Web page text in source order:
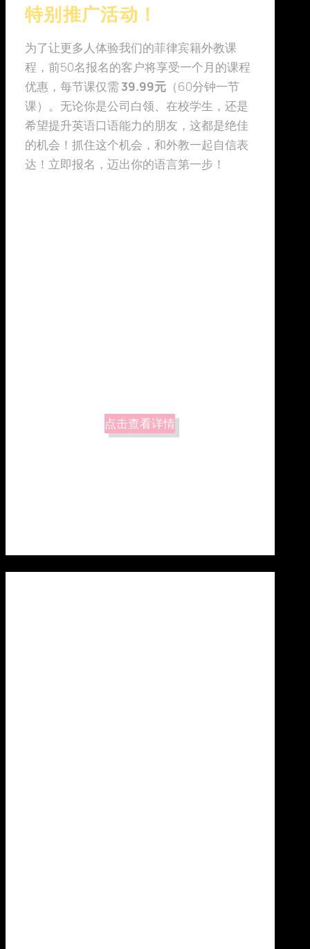
特别推广活动！
为了让更多人体验我们的菲律宾籍外教课
程，前50名报名的客户将享受一个月的课程
优惠，每节课仅需 39.99元 （60分钟一节
课）。无论你是公司白领、在校学生，还是
希望提升英语口语能力的朋友，这都是绝佳
的机会！抓住这个机会，和外教一起自信表
达！立即报名，迈出你的语言第一步！
点击查看详情